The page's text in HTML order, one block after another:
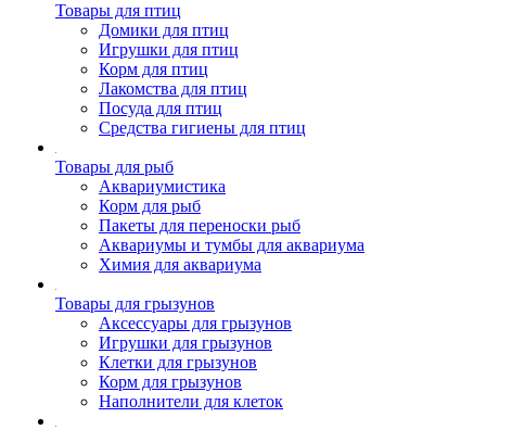
Товары для птиц
Домики для птиц
Игрушки для птиц
Корм для птиц
Лакомства для птиц
Посуда для птиц
Средства гигиены для птиц
Товары для рыб
Аквариумистика
Корм для рыб
Пакеты для переноски рыб
Аквариумы и тумбы для аквариума
Химия для аквариума
Товары для грызунов
Аксессуары для грызунов
Игрушки для грызунов
Клетки для грызунов
Корм для грызунов
Наполнители для клеток